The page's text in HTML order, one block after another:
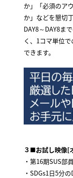
か」「必須のア
か」などを懇切
DAY8～DAY8ま
く、1コマ単位
できます。
３■お試し映像[
・第16期SUS部
・SDGs1日5分